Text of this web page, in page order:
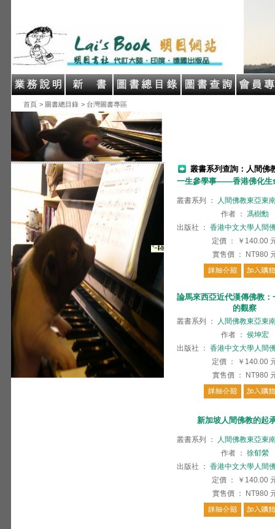
首頁 > 圖書總目錄 > 台灣圖書專區
叢書系列查詢：人間佛
一生參學事——香港佛化生
叢書系列 ：
人間佛教東亞東
作者 ： 馮樹勳
出版社
： 香港中文大學人間
定價 ： ￥140.00
實售價 ： NT980
論馬來西亞近代漢傳佛教
的觀察
叢書系列 ：
人間佛教東亞東
作者 ： 侯坤宏
出版社
： 香港中文大學人間
定價 ： ￥140.00
實售價 ： NT980
新加坡人間佛教的起
叢書系列 ：
人間佛教東亞東
作者 ： 徐郁縈
出版社
： 香港中文大學人間
定價 ： ￥140.00
實售價 ： NT980